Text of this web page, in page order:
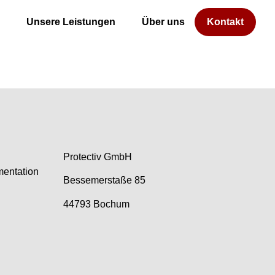
Unsere Leistungen Über uns Kontakt
Protectiv GmbH
Bessemerstaße 85
44793 Bochum